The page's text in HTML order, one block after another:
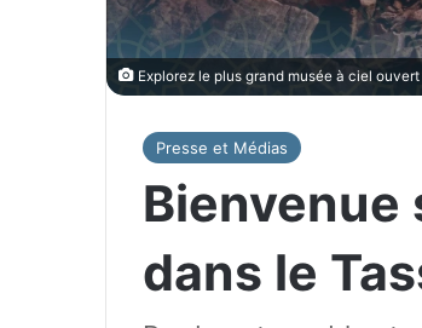
Explorez le plus grand musée à ciel ouvert
Presse et Médias
Bienvenue
dans le